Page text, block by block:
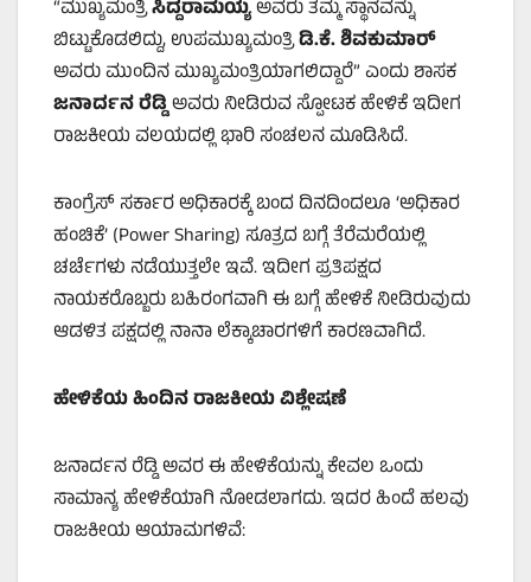
“ಮುಖ್ಯಮಂತ್ರಿಸಿದ್ದರಾಮಯ್ಯಅವರು ತಮ್ಮ ಸ್ಥಾನವನ್ನು
ಬಿಟ್ಟುಕೊಡಲಿದ್ದು, ಉಪಮುಖ್ಯಮಂತ್ರಿಡಿ.ಕೆ. ಶಿವಕುಮಾರ್
ಅವರು ಮುಂದಿನ ಮುಖ್ಯಮಂತ್ರಿಯಾಗಲಿದ್ದಾರೆ” ಎಂದು ಶಾಸಕ
ಜನಾರ್ದನ ರೆಡ್ಡಿಅವರು ನೀಡಿರುವ ಸ್ಪೋಟಕ ಹೇಳಿಕೆ ಇದೀಗ
ರಾಜಕೀಯ ವಲಯದಲ್ಲಿ ಭಾರಿ ಸಂಚಲನ ಮೂಡಿಸಿದೆ.
ಕಾಂಗ್ರೆಸ್ ಸರ್ಕಾರ ಅಧಿಕಾರಕ್ಕೆ ಬಂದ ದಿನದಿಂದಲೂ ‘ಅಧಿಕಾರ
ಹಂಚಿಕೆ’ (Power Sharing) ಸೂತ್ರದ ಬಗ್ಗೆ ತೆರೆಮರೆಯಲ್ಲಿ
ಚರ್ಚೆಗಳು ನಡೆಯುತ್ತಲೇ ಇವೆ. ಇದೀಗ ಪ್ರತಿಪಕ್ಷದ
ನಾಯಕರೊಬ್ಬರು ಬಹಿರಂಗವಾಗಿ ಈ ಬಗ್ಗೆ ಹೇಳಿಕೆ ನೀಡಿರುವುದು
ಆಡಳಿತ ಪಕ್ಷದಲ್ಲಿ ನಾನಾ ಲೆಕ್ಕಾಚಾರಗಳಿಗೆ ಕಾರಣವಾಗಿದೆ.
ಹೇಳಿಕೆಯ ಹಿಂದಿನ ರಾಜಕೀಯ ವಿಶ್ಲೇಷಣೆ
ಜನಾರ್ದನ ರೆಡ್ಡಿ ಅವರ ಈ ಹೇಳಿಕೆಯನ್ನು ಕೇವಲ ಒಂದು
ಸಾಮಾನ್ಯ ಹೇಳಿಕೆಯಾಗಿ ನೋಡಲಾಗದು. ಇದರ ಹಿಂದೆ ಹಲವು
ರಾಜಕೀಯ ಆಯಾಮಗಳಿವೆ: